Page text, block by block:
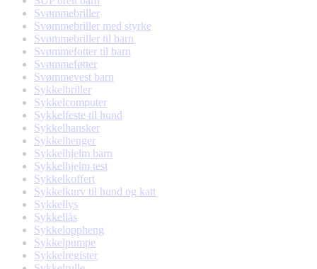
Svømmebriller
Svømmebriller med styrke
Svømmebriller til barn
Svømmefotter til barn
Svømmeføtter
Svømmevest barn
Sykkelbriller
Sykkelcomputer
Sykkelfeste til hund
Sykkelhansker
Sykkelhenger
Sykkelhjelm barn
Sykkelhjelm test
Sykkelkoffert
Sykkelkurv til hund og katt
Sykkellys
Sykkellås
Sykkeloppheng
Sykkelpumpe
Sykkelregister